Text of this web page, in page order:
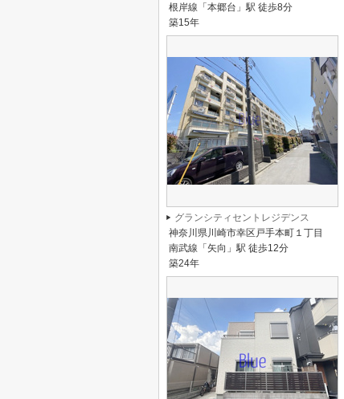
根岸線「本郷台」駅 徒歩8分
築15年
グランシティセントレジデンス
神奈川県川崎市幸区戸手本町１丁目
南武線「矢向」駅 徒歩12分
築24年